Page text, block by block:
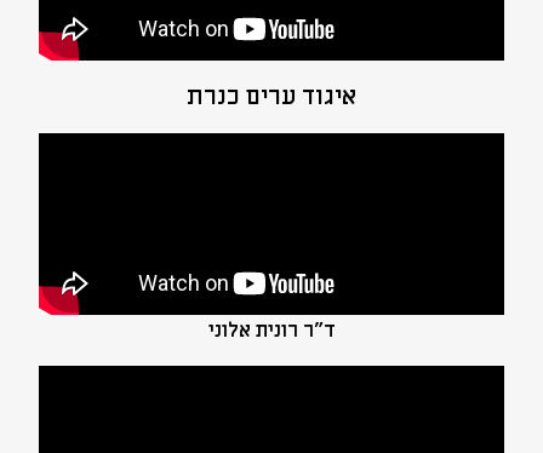
איגוד ערים כנרת
ד"ר רונית אלוני